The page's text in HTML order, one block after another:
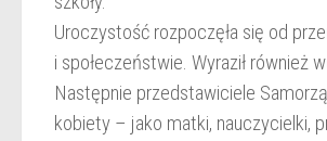
Uroczystość rozpoczęła się od
i społeczeństwie. Wyraził
Następnie przedstawiciele
kobiety – jako matki, nauczycielki,